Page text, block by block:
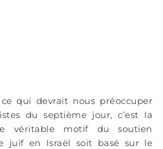
qui devrait nous préoccuper
du septième jour, c’est la
véritable motif du soutien
juif en Israël soit basé sur le